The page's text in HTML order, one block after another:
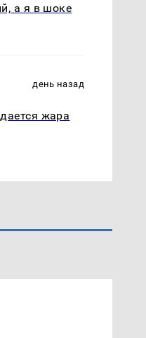
а я в шоке
день назад
жара